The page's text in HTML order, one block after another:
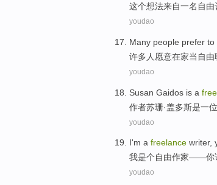
这个想法来自一名自由
youdao
Many people prefer to
许多 人 愿意在家当 自
youdao
Susan Gaidos is a
作者苏珊·盖多斯是一位
youdao
I'm a freelance writer,
我是个自由作家——你
youdao